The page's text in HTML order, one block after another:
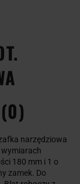
narzędziowa
180 mm i 1 o
zamek. Do